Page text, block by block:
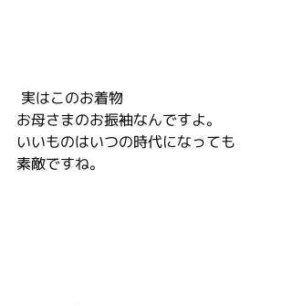
実はこのお着物
お母さまのお振袖なんですよ。
いいものはいつの時代になっても
素敵ですね。